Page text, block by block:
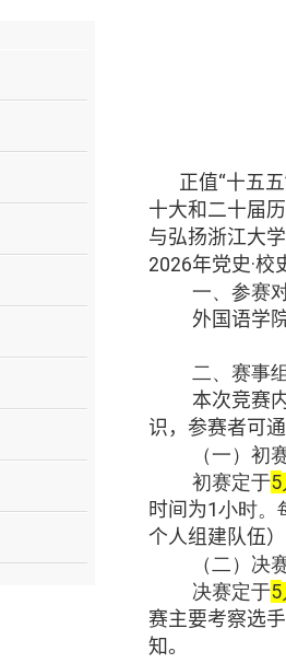
正值“十五
十大和二十届
与弘扬浙江大
2026年党史·校
一、参赛
外国语学
二、赛事
本次竞赛
识，参赛者可
（一）初
初赛定于5
时间为1小时。
个人组建队伍
（二）决
决赛定于5
赛主要考察选
知。